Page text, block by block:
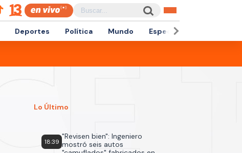
Deportes Política Mundo Espectáculos
Lo Último
18:39
"Revisen bien": Ingeniero
mostró seis autos